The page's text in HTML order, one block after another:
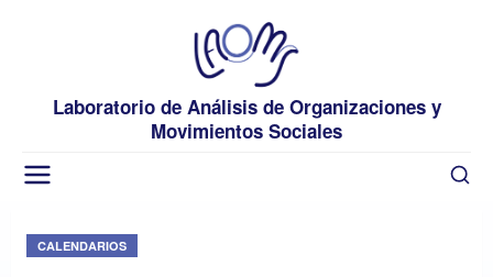
Laboratorio de Análisis de Organizaciones y
Movimientos Sociales
CALENDARIOS